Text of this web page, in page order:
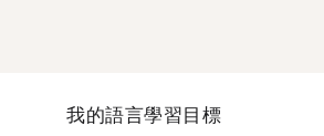
我的語言學習目標